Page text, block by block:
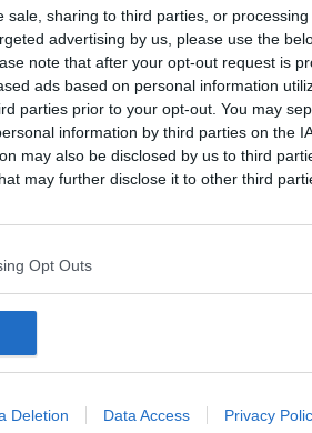
sale, sharing to third parties, or
advertising by us, please use the
note that after your opt-out request is
ads based on personal information
parties prior to your opt-out. You may
information by third parties on the
may also be disclosed by us to third
may further disclose it to other third
Opt Outs
Deletion Data Access Privacy
loro